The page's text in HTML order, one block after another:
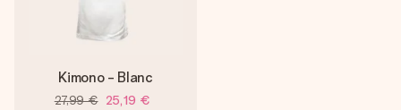
Kimono - Blanc
27,99 € 25,19 €